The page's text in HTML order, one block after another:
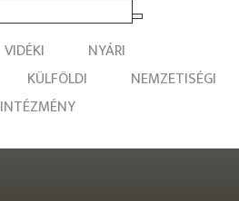
VIDÉKI
NYÁRI
KÜLFÖLDI
NEMZETISÉGI
INTÉZMÉNY